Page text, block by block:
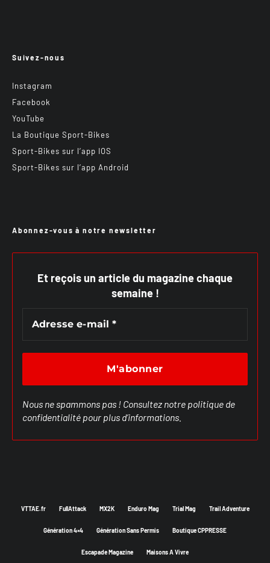
Suivez-nous
Instagram
Facebook
YouTube
La Boutique Sport-Bikes
Sport-Bikes sur l’app IOS
Sport-Bikes sur l’app Android
Abonnez-vous à notre newsletter
Et reçois un article du magazine chaque
semaine !
Nous ne spammons pas ! Consultez notre politique de
confidentialité pour plus d’informations.
VTTAE.fr FullAttack MX2K Enduro Mag Trial Mag Trail Adventure
Génération 4×4 Génération Sans Permis Boutique CPPRESSE
Escapade Magazine Maisons A Vivre